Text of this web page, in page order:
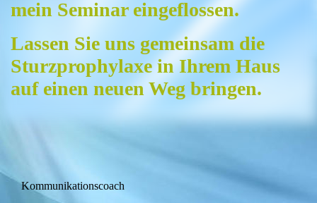
mein Seminar eingeflossen.
Lassen Sie uns gemeinsam die
Sturzprophylaxe in Ihrem Haus
auf einen neuen Weg bringen.
Kommunikationscoach